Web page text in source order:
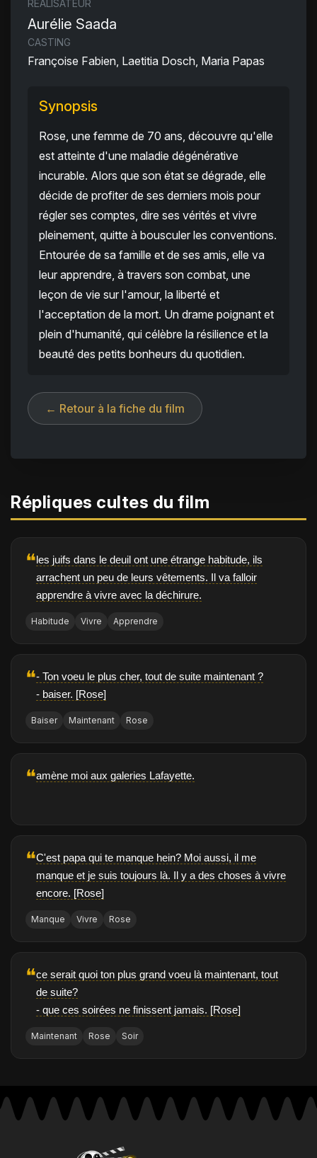
RÉALISATEUR
Aurélie Saada
CASTING
Françoise Fabien, Laetitia Dosch, Maria Papas
Synopsis
Rose, une femme de 70 ans, découvre qu'elle
est atteinte d'une maladie dégénérative
incurable. Alors que son état se dégrade, elle
décide de profiter de ses derniers mois pour
régler ses comptes, dire ses vérités et vivre
pleinement, quitte à bousculer les conventions.
Entourée de sa famille et de ses amis, elle va
leur apprendre, à travers son combat, une
leçon de vie sur l'amour, la liberté et
l'acceptation de la mort. Un drame poignant et
plein d'humanité, qui célèbre la résilience et la
beauté des petits bonheurs du quotidien.
← Retour à la fiche du film
Répliques cultes du film
❝les juifs dans le deuil ont une étrange habitude, ils
arrachent un peu de leurs vêtements. Il va falloir
apprendre à vivre avec la déchirure.
Habitude Vivre Apprendre
❝- Ton voeu le plus cher, tout de suite maintenant ?
- baiser. [Rose]
Baiser Maintenant Rose
❝amène moi aux galeries Lafayette.
❝C'est papa qui te manque hein? Moi aussi, il me
manque et je suis toujours là. Il y a des choses à vivre
encore. [Rose]
Manque Vivre Rose
❝ce serait quoi ton plus grand voeu là maintenant, tout
de suite?
- que ces soirées ne finissent jamais. [Rose]
Maintenant Rose Soir